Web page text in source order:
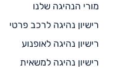
מורי הנהיגה שלנו
רישיון נהיגה לרכב פרטי
רישיון נהיגה לאופנוע
רישיון נהיגה למשאית